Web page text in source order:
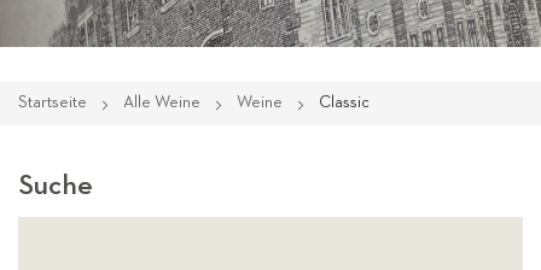
Startseite Alle Weine Weine Classic
Suche